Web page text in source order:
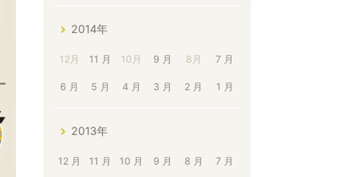
2014年
12月 11 月 10月 9 月 8月 7 月
6 月 5 月 4 月 3 月 2 月 1 月
2013年
12 月 11 月 10 月 9 月 8 月 7 月